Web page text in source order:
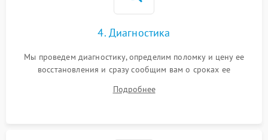
4. Диагностика
Мы проведем диагностику, определим поломку и цену ее
восстановления и сразу сообщим вам о сроках ее
Подробнее